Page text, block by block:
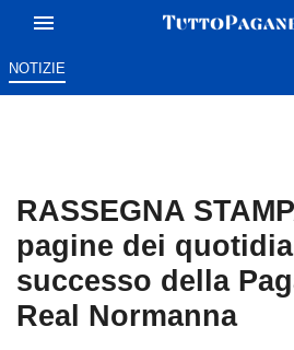
NOTIZIE
RASSEGNA
pagine dei
successo della
Real Normanna